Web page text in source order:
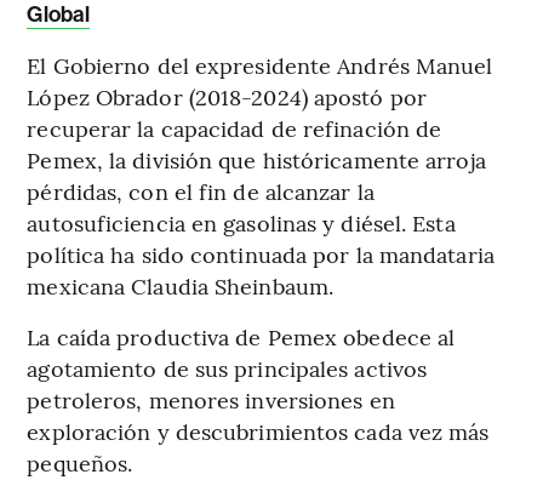
Global
El Gobierno del expresidente Andrés Manuel
López Obrador (2018-2024) apostó por
recuperar la capacidad de refinación de
Pemex, la división que históricamente arroja
pérdidas, con el fin de alcanzar la
autosuficiencia en gasolinas y diésel. Esta
política ha sido continuada por la mandataria
mexicana Claudia Sheinbaum.
La caída productiva de Pemex obedece al
agotamiento de sus principales activos
petroleros, menores inversiones en
exploración y descubrimientos cada vez más
pequeños.